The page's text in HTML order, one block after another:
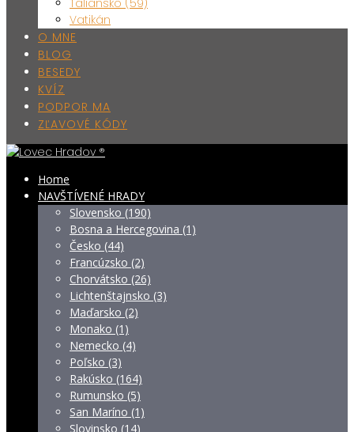
Taliansko (59)
Vatikán
O MNE
BLOG
BESEDY
KVÍZ
PODPOR MA
ZĽAVOVÉ KÓDY
Home
NAVŠTÍVENÉ HRADY
Slovensko (190)
Bosna a Hercegovina (1)
Česko (44)
Francúzsko (2)
Chorvátsko (26)
Lichtenštajnsko (3)
Maďarsko (2)
Monako (1)
Nemecko (4)
Poľsko (3)
Rakúsko (164)
Rumunsko (5)
San Maríno (1)
Slovinsko (14)